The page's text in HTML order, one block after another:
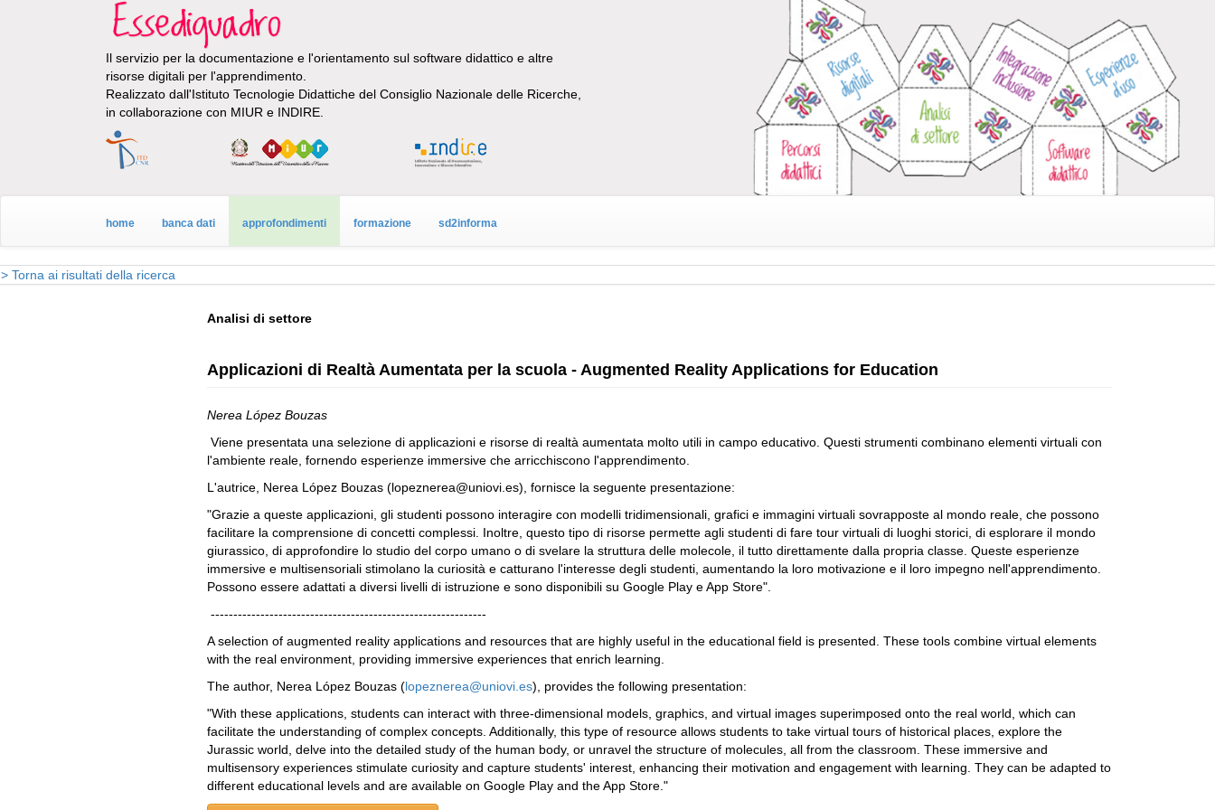
Il servizio per la documentazione e l'orientamento sul software didattico e altre
risorse digitali per l'apprendimento.
Realizzato dall'Istituto Tecnologie Didattiche del Consiglio Nazionale delle Ricerche,
in collaborazione con MIUR e INDIRE.
home banca dati approfondimenti formazione sd2informa
> Torna ai risultati della ricerca
Analisi di settore
Applicazioni di Realtà Aumentata per la scuola - Augmented Reality Applications for Education
Nerea López Bouzas
Viene presentata una selezione di applicazioni e risorse di realtà aumentata molto utili in campo educativo. Questi strumenti combinano elementi virtuali con
l'ambiente reale, fornendo esperienze immersive che arricchiscono l'apprendimento.
L'autrice, Nerea López Bouzas (lopeznerea@uniovi.es), fornisce la seguente presentazione:
"Grazie a queste applicazioni, gli studenti possono interagire con modelli tridimensionali, grafici e immagini virtuali sovrapposte al mondo reale, che possono
facilitare la comprensione di concetti complessi. Inoltre, questo tipo di risorse permette agli studenti di fare tour virtuali di luoghi storici, di esplorare il mondo
giurassico, di approfondire lo studio del corpo umano o di svelare la struttura delle molecole, il tutto direttamente dalla propria classe. Queste esperienze
immersive e multisensoriali stimolano la curiosità e catturano l'interesse degli studenti, aumentando la loro motivazione e il loro impegno nell'apprendimento.
Possono essere adattati a diversi livelli di istruzione e sono disponibili su Google Play e App Store".
-------------------------------------------------------------
A selection of augmented reality applications and resources that are highly useful in the educational field is presented. These tools combine virtual elements
with the real environment, providing immersive experiences that enrich learning.
The author, Nerea López Bouzas (lopeznerea@uniovi.es), provides the following presentation:
"With these applications, students can interact with three-dimensional models, graphics, and virtual images superimposed onto the real world, which can
facilitate the understanding of complex concepts. Additionally, this type of resource allows students to take virtual tours of historical places, explore the
Jurassic world, delve into the detailed study of the human body, or unravel the structure of molecules, all from the classroom. These immersive and
multisensory experiences stimulate curiosity and capture students' interest, enhancing their motivation and engagement with learning. They can be adapted to
different educational levels and are available on Google Play and the App Store."